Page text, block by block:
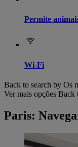
Permite
Wi-Fi
Back to search by Os
Ver mais opções Back
Paris: